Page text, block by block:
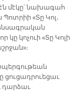
մէկը՝ նախագահ
«Տը Կոլ․
կոչուի «Տը Կոլի
դարձաւ